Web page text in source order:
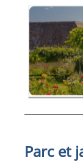
Parc et